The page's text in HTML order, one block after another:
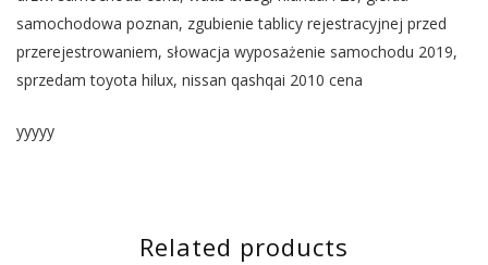
samochodowa poznan, zgubienie tablicy rejestracyjnej przed
przerejestrowaniem, słowacja wyposażenie samochodu 2019,
sprzedam toyota hilux, nissan qashqai 2010 cena
yyyyy
Related products